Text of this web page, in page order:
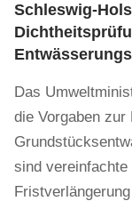
Schleswig-
Das
die Vorgaben
sind vereinfachte